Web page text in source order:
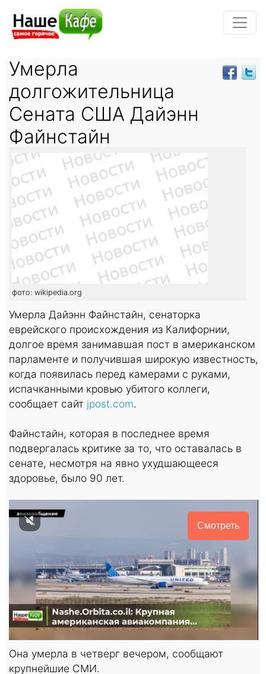
Умерла
долгожительница
Сената США Дайэнн
Файнстайн
фото: wikipedia.org
Умерла Дайэнн Файнстайн, сенаторка
еврейского происхождения из Калифорнии,
долгое время занимавшая пост в американском
парламенте и получившая широкую известность,
когда появилась перед камерами с руками,
испачканными кровью убитого коллеги,
сообщает сайт jpost.com.
Файнстайн, которая в последнее время
подвергалась критике за то, что оставалась в
сенате, несмотря на явно ухудшающееся
здоровье, было 90 лет.
Смотреть
Она умерла в четверг вечером, сообщают
крупнейшие СМИ.